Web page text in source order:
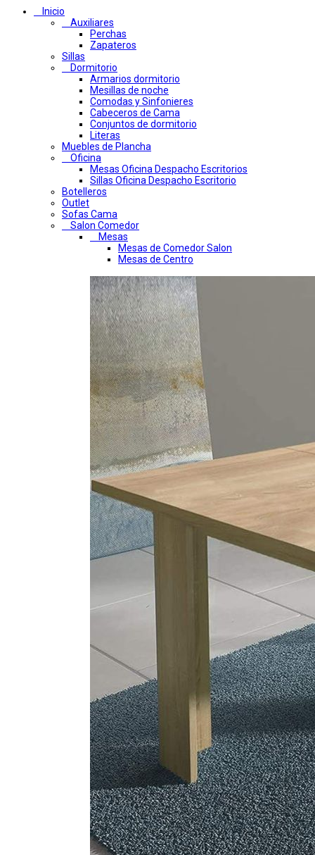
Inicio
Auxiliares
Perchas
Zapateros
Sillas
Dormitorio
Armarios dormitorio
Mesillas de noche
Comodas y Sinfonieres
Cabeceros de Cama
Conjuntos de dormitorio
Literas
Muebles de Plancha
Oficina
Mesas Oficina Despacho Escritorios
Sillas Oficina Despacho Escritorio
Botelleros
Outlet
Sofas Cama
Salon Comedor
Mesas
Mesas de Comedor Salon
Mesas de Centro